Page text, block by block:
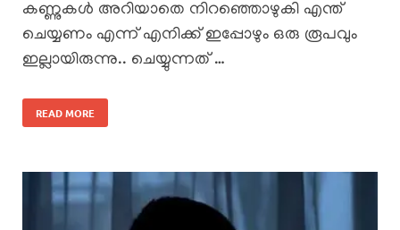
കണ്ണുകൾ അറിയാതെ നിറഞ്ഞൊഴുകി എന്ത്
ചെയ്യണം എന്ന് എനിക്ക് ഇപ്പോഴും ഒരു രൂപവും
ഇല്ലായിരുന്നു.. ചെയ്യുന്നത് …
READ MORE